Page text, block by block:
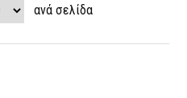
ανά σελίδα